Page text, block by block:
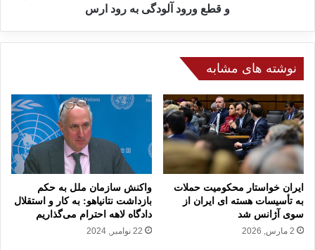
ا
ی
؛
م
ح
ا
ص
ر
ه
ی
م
م
ک
ا
ر
ی
م
ی
ا
ن
ا
ی
و قطع ورود آلودگی به رود ارس
نوشته های مشابه
ایران خواستار محکومیت حملات
به تأسیسات هسته ای ایران از
سوی آژانس شد
2 مارس, 2026
واکنش سازمان ملل به حکم
بازداشت نتانیاهو: به کار و استقلال
دادگاه لاهه احترام می‌گذاریم
22 نوامبر, 2024